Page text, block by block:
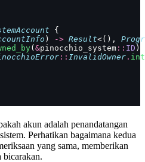
{
) -> Result<(),
( &pinocchio_system :: ID )
:: InvalidOwner .
akun adalah penandatangan
Perhatikan bagaimana kedua
yang sama, memberikan
bicarakan.